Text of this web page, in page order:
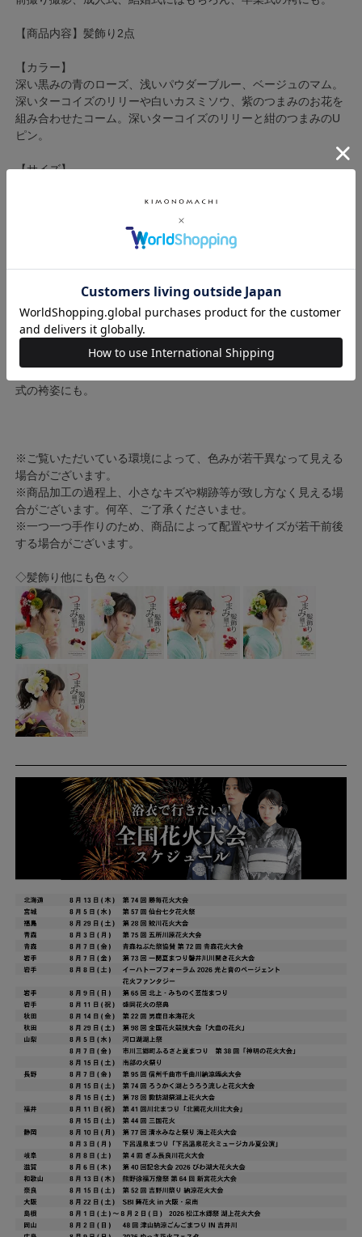
【商品内容】髪飾り2点
【カラー】
深い黒みの青のローズ、浅いパウダーブルー、ベージュのマム。
深いターコイズのリリーや白いカスミソウ、紫のつまみのお花を
組み合わせたコーム。深いターコイズのリリーと紺のつまみのU
ピン。
【サイズ】
Uピン長さ：約6.5cm
【素材】ポリエステルなど
日本製
式の袴姿にも。
※ご覧いただいている環境によって、色みが若干異なって見える
場合がございます。
※商品加工の過程上、小さなキズや糊跡等が致し方なく見える場
合がございます。何卒、ご了承くださいませ。
※一つ一つ手作りのため、商品によって配置やサイズが若干前後
する場合がございます。
◇髪飾り他にも色々◇